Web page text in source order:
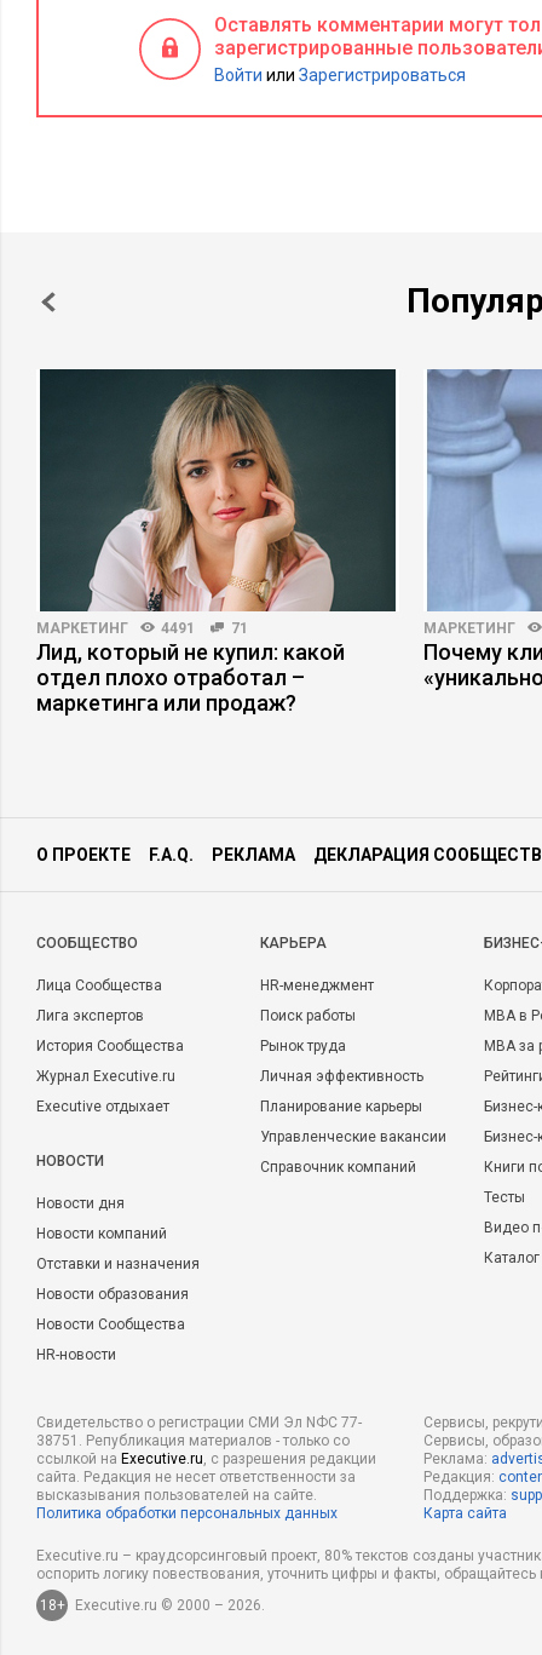
Оставлять комментарии могут
зарегистрированные
Войти или Зарегистрироваться
МАРКЕТИНГ 4491 71
Лид, который не купил: какой
отдел плохо отработал –
маркетинга или продаж?
МАРКЕТИНГ
Почему
О ПРОЕКТЕ F.A.Q. РЕКЛАМА ДЕКЛАРАЦИЯ
CООБЩЕСТВО
Лица Сообщества
Лига экспертов
История Сообщества
Журнал Executive.ru
Executive отдыхает
НОВОСТИ
Новости дня
Новости компаний
Отставки и назначения
Новости образования
Новости Сообщества
HR-новости
КАРЬЕРА
HR-менеджмент
Поиск работы
Рынок труда
Личная эффективность
Планирование карьеры
Управленческие вакансии
Справочник компаний
MBA в
MBA
Бизнес-
Книги
Тесты
Видео
Свидетельство о регистрации СМИ Эл NФС 77-
38751. Републикация материалов - только со
ссылкой на Executive.ru, с разрешения редакции
сайта. Редакция не несет ответственности за
высказывания пользователей на сайте.
Политика обработки персональных данных
Сервисы,
Сервисы,
Реклама:
Редакция:
Поддержка:
Карта сайта
Executive.ru – краудсорсинговый проект, 80% текстов созданы
оспорить логику повествования, уточнить цифры и факты,
18+
Executive.ru © 2000 – 2026.